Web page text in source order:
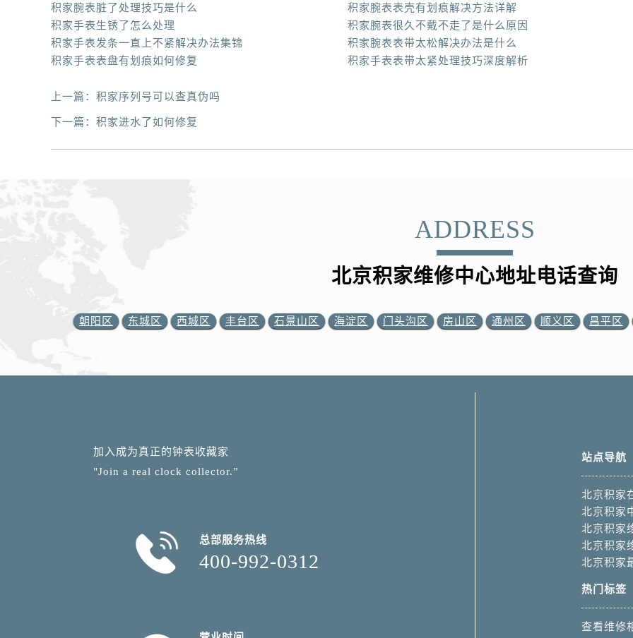
积家腕表脏了处理技巧是什么
积家腕表表壳有划痕解决方法详解
积家手表生锈了怎么处理
积家腕表很久不戴不走了是什么原因
积家手表发条一直上不紧解决办法集锦
积家腕表表带太松解决办法是什么
积家手表表盘有划痕如何修复
积家手表表带太紧处理技巧深度解析
上一篇： 积家序列号可以查真伪吗
下一篇： 积家进水了如何修复
ADDRESS
北京积家维修中心地址电话查询
朝阳区 东城区 西城区 丰台区 石景山区 海淀区 门头沟区 房山区 通州区 顺义区 昌平区
加入成为真正的钟表收藏家
"Join a real clock collector.”
总部服务热线
400-992-0312
站点导航
北京积家
北京积家
北京积家
北京积家
北京积家
热门标签
查看维修